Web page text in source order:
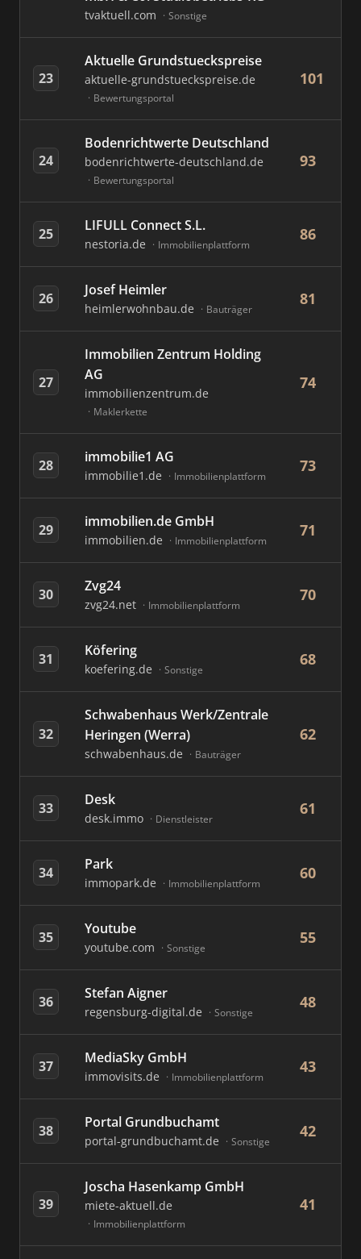
tvaktuell.com Sonstige
23
Aktuelle Grundstueckspreise
aktuelle-grundstueckspreise.de
Bewertungsportal
101
24
Bodenrichtwerte Deutschland
bodenrichtwerte-deutschland.de
Bewertungsportal
93
25 LIFULL Connect S.L.
nestoria.de Immobilienplattform
86
26 Josef Heimler
heimlerwohnbau.de Bauträger
81
27
Immobilien Zentrum Holding
AG
immobilienzentrum.de
Maklerkette
74
28 immobilie1 AG
immobilie1.de Immobilienplattform
73
29 immobilien.de GmbH
immobilien.de Immobilienplattform
71
30 Zvg24
zvg24.net Immobilienplattform
70
31 Köfering
koefering.de Sonstige
68
32
Schwabenhaus Werk/Zentrale
Heringen (Werra)
schwabenhaus.de Bauträger
62
33 Desk
desk.immo Dienstleister
61
34 Park
immopark.de Immobilienplattform
60
35 Youtube
youtube.com Sonstige
55
36 Stefan Aigner
regensburg-digital.de Sonstige
48
37 MediaSky GmbH
immovisits.de Immobilienplattform
43
38 Portal Grundbuchamt
portal-grundbuchamt.de Sonstige
42
39
Joscha Hasenkamp GmbH
miete-aktuell.de
Immobilienplattform
41